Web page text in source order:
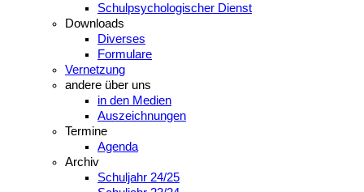
Schulpsychologischer Dienst
Downloads
Diverses
Formulare
Vernetzung
andere über uns
in den Medien
Auszeichnungen
Termine
Agenda
Archiv
Schuljahr 24/25